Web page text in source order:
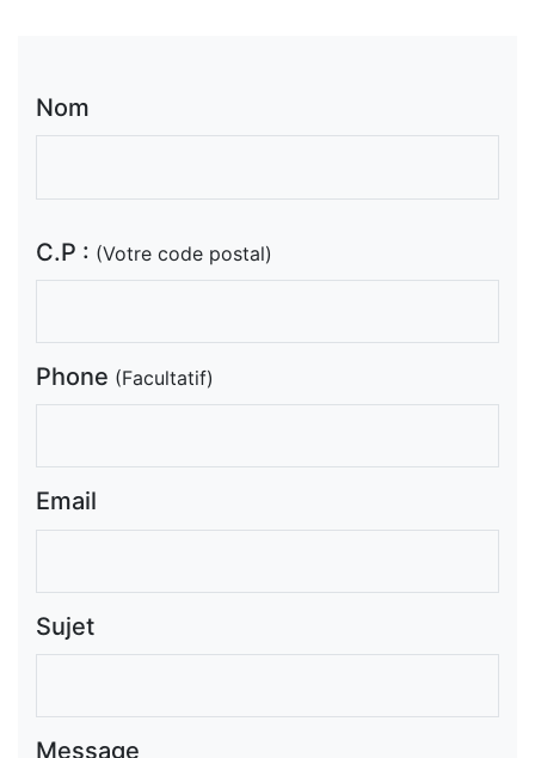
Nom
C.P : (Votre code postal)
Phone (Facultatif)
Email
Sujet
Message